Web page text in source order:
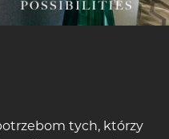
tych, którzy